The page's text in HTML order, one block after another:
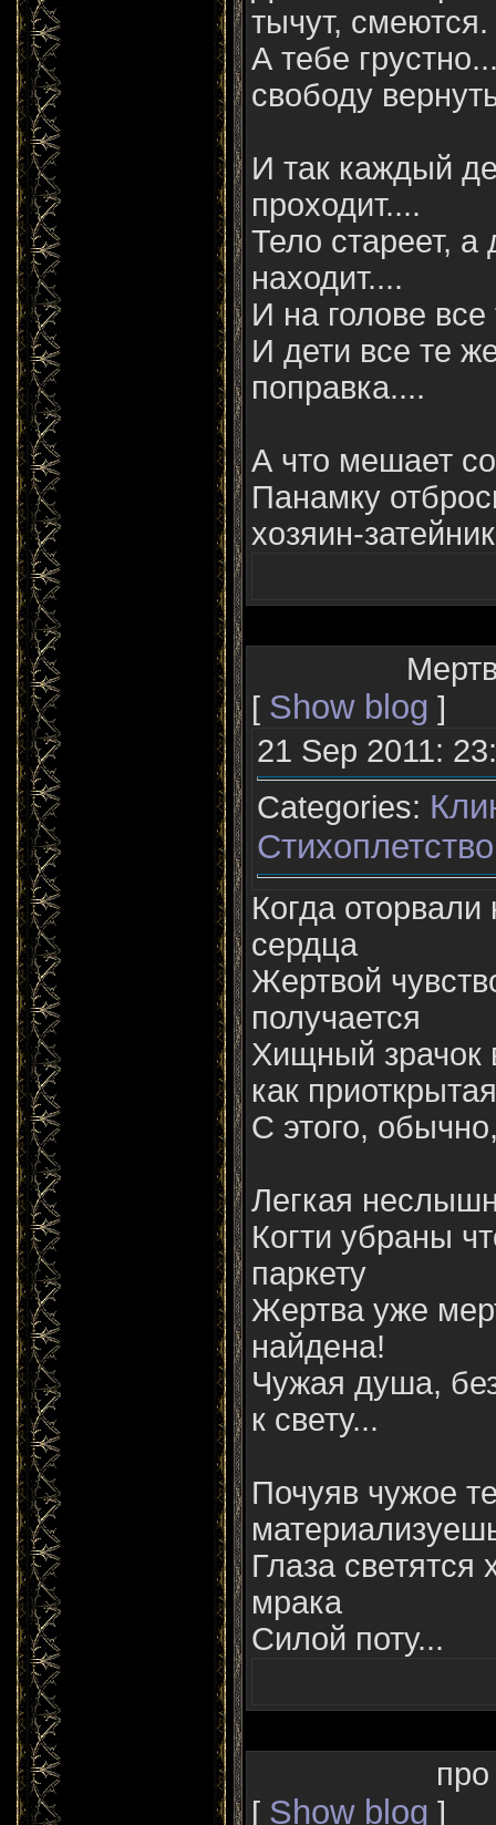
тычут, смеются.
А тебе
свободу
И так каждый
проходит....
Тело стареет,
находит....
И на голове
И дети все те
поправка....
А что мешает
Панамку
хозяин-
[ Show blog ]
21 Sep 2011:
Categories:
Стихоплетство
Когда оторвали
сердца
Жертвой
получается
Хищный зрачок
как
С этого,
Легкая
Когти убраны
паркету
Жертва уже
найдена!
Чужая душа,
к свету...
Почуяв чужое
Глаза светятся
мрака
Силой поту...
[ Show blog ]